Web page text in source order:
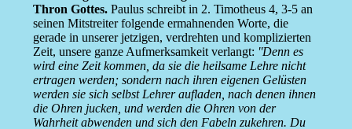
Thron Gottes.Paulus schreibt in 2. Timotheus 4, 3-5 an
seinen Mitstreiter folgende ermahnenden Worte, die
gerade in unserer jetzigen, verdrehten und komplizierten
Zeit, unsere ganze Aufmerksamkeit verlangt: ''Denn es
wird eine Zeit kommen, da sie die heilsame Lehre nicht
ertragen werden; sondern nach ihren eigenen Gelüsten
werden sie sich selbst Lehrer aufladen, nach denen ihnen
die Ohren jucken, und werden die Ohren von der
Wahrheit abwenden und sich den Fabeln zukehren. Du